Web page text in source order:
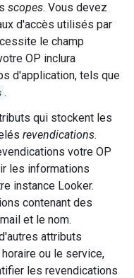
scopes. Vous devez
d'accès utilisés par
le champ
OP inclura
d'application, tels que
.
qui stockent les
revendications.
votre OP
les informations
instance Looker.
contenant des
et le nom.
attributs
ou le service,
les revendications